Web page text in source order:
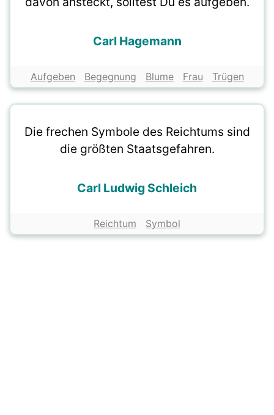
Carl Hagemann
Aufgeben Begegnung Blume Frau Trügen
Die frechen Symbole des Reichtums sind
die größten Staatsgefahren.
Carl Ludwig Schleich
Reichtum Symbol